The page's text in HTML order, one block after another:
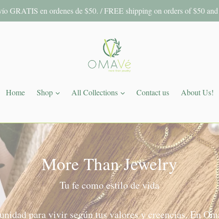
GRATIS en ordenes de $50. / FREE shipping on orders of $50
Home Shop expandirAll Collections expandirContact us About Us!
More Than Jewelry
Tu fe como estilo de vida
para vivir según tus valores y creencias. En